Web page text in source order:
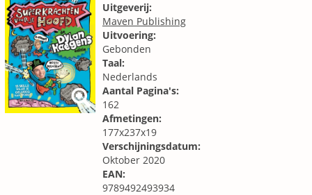
Uitgeverij:
Maven Publishing
Uitvoering:
Gebonden
Taal:
Nederlands
Aantal Pagina's:
162
Afmetingen:
177x237x19
Verschijningsdatum:
Oktober 2020
EAN:
9789492493934